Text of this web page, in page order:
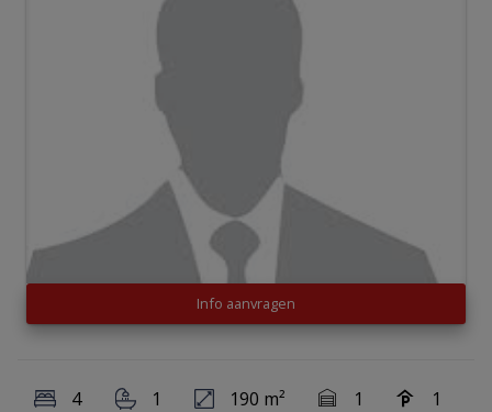
Info aanvragen
4 1 190 m² 1 1